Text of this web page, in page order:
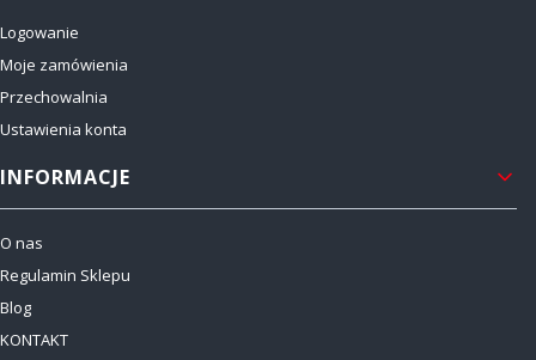
Logowanie
Moje zamówienia
Przechowalnia
Ustawienia konta
INFORMACJE
O nas
Regulamin Sklepu
Blog
KONTAKT